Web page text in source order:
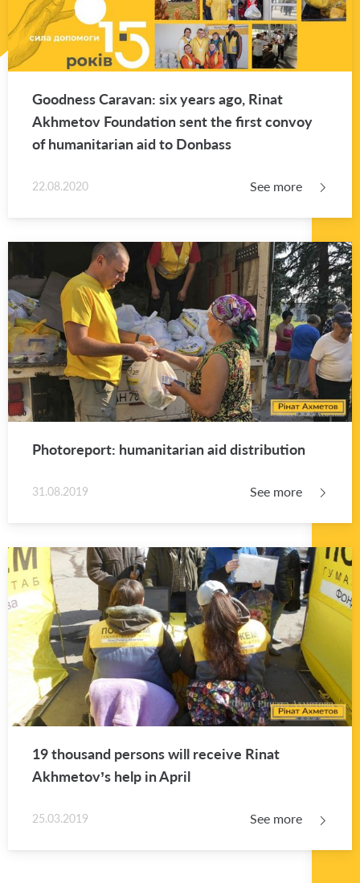
Good­ness Car­a­van: six years ago, Rinat
Akhme­tov Foun­da­tion sent the first con­voy
of hu­man­i­tar­ian aid to Don­bass
22.08.2020 See more
Pho­tore­port: hu­man­i­tar­ian aid dis­tri­b­u­tion
31.08.2019 See more
19 thou­sand per­sons will re­ceive Rinat
Akhme­tov’s help in April
25.03.2019 See more